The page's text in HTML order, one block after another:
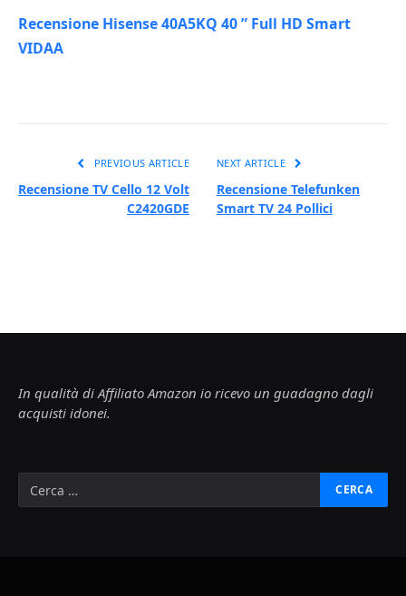
Recensione Hisense 40A5KQ 40 ” Full HD Smart
VIDAA
PREVIOUS ARTICLE
Recensione TV Cello 12 Volt
C2420GDE
NEXT ARTICLE
Recensione Telefunken
Smart TV 24 Pollici
In qualità di Affiliato Amazon io ricevo un guadagno dagli
acquisti idonei.